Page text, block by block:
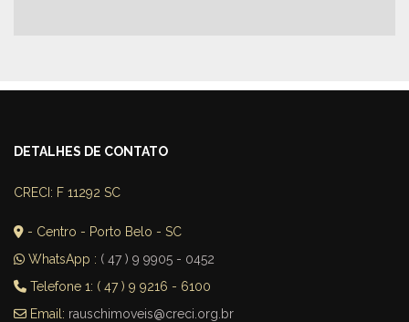
DETALHES DE CONTATO
CRECI: F 11292 SC
- Centro - Porto Belo - SC
WhatsApp : ( 47 ) 9 9905 - 0452
Telefone 1: ( 47 ) 9 9216 - 6100
Email: rauschimoveis@creci.org.br